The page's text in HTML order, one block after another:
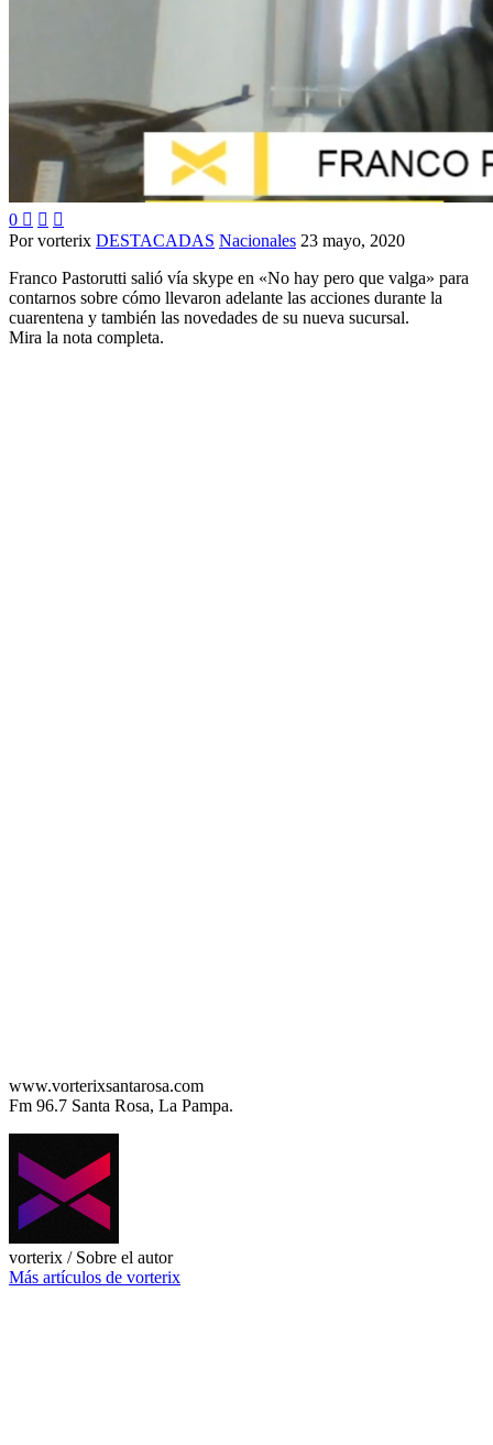
0   
Por vorterix DESTACADAS Nacionales 23 mayo, 2020
Franco Pastorutti salió vía skype en «No hay pero que valga» para
contarnos sobre cómo llevaron adelante las acciones durante la
cuarentena y también las novedades de su nueva sucursal.
Mira la nota completa.
www.vorterixsantarosa.com
Fm 96.7 Santa Rosa, La Pampa.
vorterix / Sobre el autor
Más artículos de vorterix